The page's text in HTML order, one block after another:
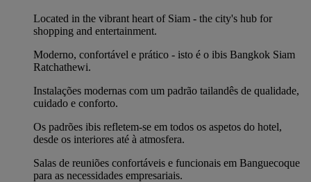
Located in the vibrant heart of Siam - the city's hub for
shopping and entertainment.
Moderno, confortável e prático - isto é o ibis Bangkok Siam
Ratchathewi.
Instalações modernas com um padrão tailandês de qualidade,
cuidado e conforto.
Os padrões ibis refletem-se em todos os aspetos do hotel,
desde os interiores até à atmosfera.
Salas de reuniões confortáveis e funcionais em Banguecoque
para as necessidades empresariais.